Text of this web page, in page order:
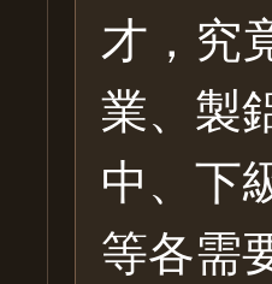
才，究
業、製
中、下
等各需